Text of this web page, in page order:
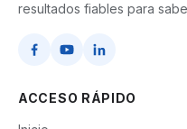
resultados fiables para
ACCESO RÁPIDO